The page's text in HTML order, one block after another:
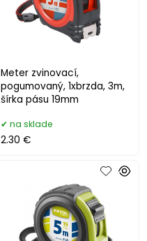
Meter zvinovací,
pogumovaný, 1xbrzda, 3m,
šírka pásu 19mm
na sklade
2.30 €